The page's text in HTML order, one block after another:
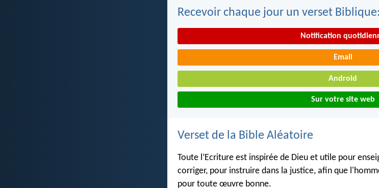
Recevoir chaque jour un verset Biblique:
Notification
Email
Android
Sur votre site web
Verset de la Bible Aléatoire
Toute l’Ecriture est inspirée de Dieu et utile pour
corriger, pour instruire dans la justice, afin que
pour toute œuvre bonne.